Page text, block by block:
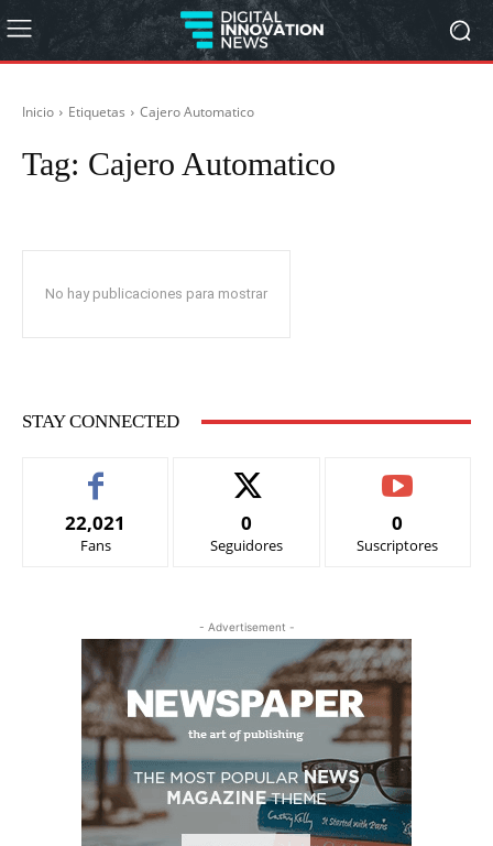
Inicio Etiquetas Cajero Automatico
Tag: Cajero Automatico
No hay publicaciones para mostrar
STAY CONNECTED
22,021
Fans
0
Seguidores
0
Suscriptores
- Advertisement -